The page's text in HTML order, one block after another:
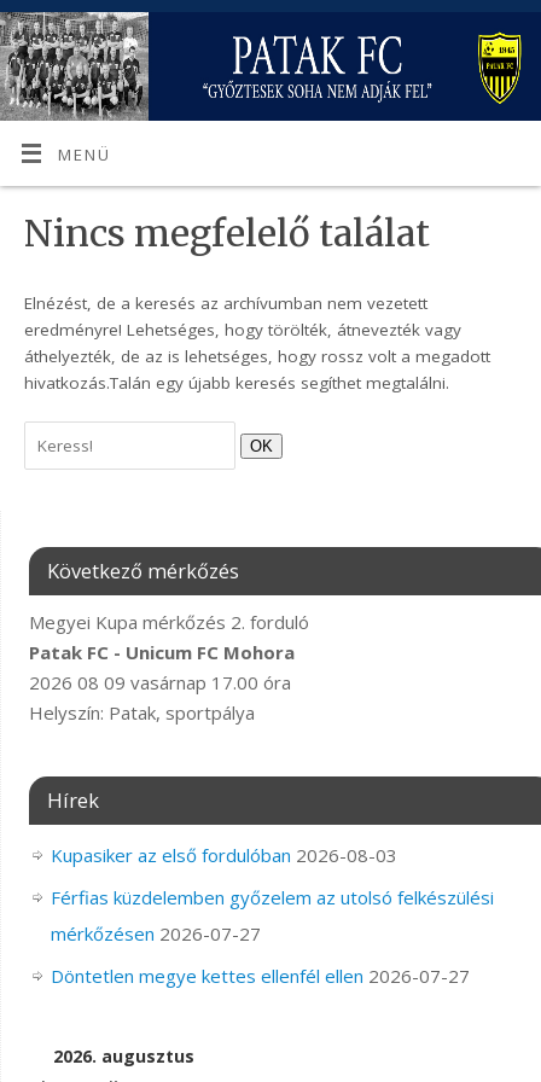
MENÜ
Nincs megfelelő találat
Elnézést, de a keresés az archívumban nem vezetett
eredményre! Lehetséges, hogy törölték, átnevezték vagy
áthelyezték, de az is lehetséges, hogy rossz volt a megadott
hivatkozás.Talán egy újabb keresés segíthet megtalálni.
OK
Következő mérkőzés
Megyei Kupa mérkőzés 2. forduló
Patak FC - Unicum FC Mohora
2026 08 09 vasárnap 17.00 óra
Helyszín: Patak, sportpálya
Hírek
Kupasiker az első fordulóban 2026-08-03
Férfias küzdelemben győzelem az utolsó felkészülési
mérkőzésen 2026-07-27
Döntetlen megye kettes ellenfél ellen 2026-07-27
2026. augusztus